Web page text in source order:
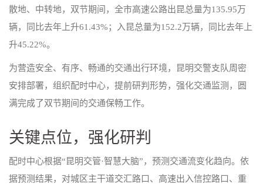
散地、中转地，双节期间，全市高速公路出昆总量为135.95万
辆，同比去年上升61.43%；入昆总量为152.2万辆，同比去年上
升45.22%。
为营造安全、有序、畅通的交通出行环境，昆明交警支队周密
安排部署，组织配时中心，提前研判形势，强化交通监测，圆
满完成了双节期间的交通保畅工作。
关键点位，强化研判
配时中心根据“昆明交管·智慧大脑”，预测交通流变化趋向。依
据预测结果，对城区主干道交汇路口、高速出入信控路口、重